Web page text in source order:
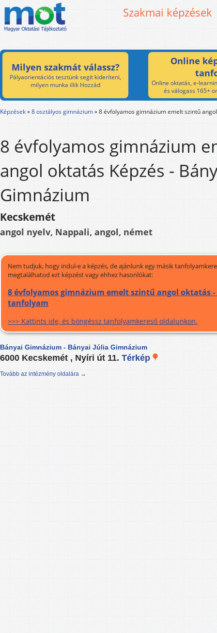
Szakmai képzések
Milyen szakmát válassz?
Pályaorientációs tesztünk segít kideríteni,
milyen munka illik Hozzád
Online
Online oktatás, e-
és válogass 165+
Képzések»8 osztályos gimnázium»8 évfolyamos gimnázium emelt szintű
8 évfolyamos gimnázium
angol oktatás Képzés -
Gimnázium
Kecskemét
angol nyelv, Nappali, angol, német
Nem tudjuk, hogy indul-e a képzés, de ajánlunk egy másik
megtalálhatod ezt képzést vagy ehhez hasonlókat:
8 évfolyamos gimnázium emelt szintű angol oktatás -
tanfolyam
>>> Kattints ide, és böngéssz tanfolyamkereső oldalunkon.
Bányai Gimnázium - Bányai Júlia Gimnázium
6000 Kecskemét , Nyíri út 11. Térkép
Tovább az intézmény oldalára →